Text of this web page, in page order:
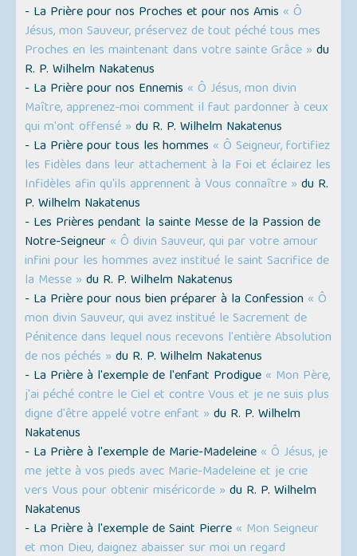
- La Prière pour nos Proches et pour nos Amis « Ô
Jésus, mon Sauveur, préservez de tout péché tous mes
Proches en les maintenant dans votre sainte Grâce » du
R. P. Wilhelm Nakatenus
- La Prière pour nos Ennemis « Ô Jésus, mon divin
Maître, apprenez-moi comment il faut pardonner à ceux
qui m'ont offensé » du R. P. Wilhelm Nakatenus
- La Prière pour tous les hommes « Ô Seigneur, fortifiez
les Fidèles dans leur attachement à la Foi et éclairez les
Infidèles afin qu'ils apprennent à Vous connaître » du R.
P. Wilhelm Nakatenus
- Les Prières pendant la sainte Messe de la Passion de
Notre-Seigneur « Ô divin Sauveur, qui par votre amour
infini pour les hommes avez institué le saint Sacrifice de
la Messe » du R. P. Wilhelm Nakatenus
- La Prière pour nous bien préparer à la Confession « Ô
mon divin Sauveur, qui avez institué le Sacrement de
Pénitence dans lequel nous recevons l'entière Absolution
de nos péchés » du R. P. Wilhelm Nakatenus
- La Prière à l'exemple de l'enfant Prodigue « Mon Père,
j'ai péché contre le Ciel et contre Vous et je ne suis plus
digne d'être appelé votre enfant » du R. P. Wilhelm
Nakatenus
- La Prière à l'exemple de Marie-Madeleine « Ô Jésus, je
me jette à vos pieds avec Marie-Madeleine et je crie
vers Vous pour obtenir miséricorde » du R. P. Wilhelm
Nakatenus
- La Prière à l'exemple de Saint Pierre « Mon Seigneur
et mon Dieu, daignez abaisser sur moi un regard